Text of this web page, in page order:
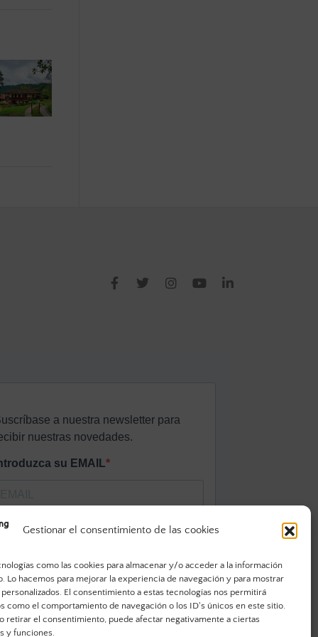
Gestionar el consentimiento de las cookies
como las cookies para almacenar y/o acceder a la información
Lo hacemos para mejorar la experiencia de navegación y para mostrar
El consentimiento a estas tecnologías nos permitirá
como el comportamiento de navegación o los ID's únicos en este sitio.
retirar el consentimiento, puede afectar negativamente a ciertas
y funciones.